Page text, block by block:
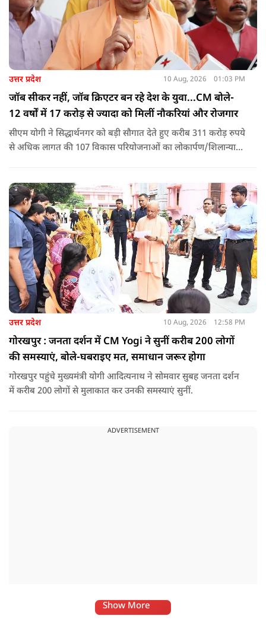
उत्तर प्रदेश 10 Aug, 2026 01:03 PM
जॉब सीकर नहीं, जॉब क्रिएटर बन रहे देश के युवा...CM बोले-
12 वर्षों में 17 करोड़ से ज्यादा को मिलीं नौकरियां और रोजगार
सीएम योगी ने सिद्धार्थनगर को बड़ी सौगात देते हुए करीब 311 करोड़ रुपये
से अधिक लागत की 107 विकास परियोजनाओं का लोकार्पण/शिलान्यास
क्रिएटर बन रहे हैं देश के युवा.
उत्तर प्रदेश 10 Aug, 2026 12:58 PM
गोरखपुर : जनता दर्शन में CM Yogi ने सुनीं करीब 200 लोगों
की समस्याएं, बोले-घबराइए मत, समाधान जरूर होगा
गोरखपुर पहुंचे मुख्यमंत्री योगी आदित्यनाथ ने सोमवार सुबह जनता दर्शन
में करीब 200 लोगों से मुलाकात कर उनकी समस्याएं सुनीं.
ADVERTISEMENT
Show More